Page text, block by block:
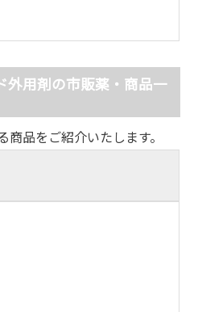
外用剤の市販薬・商品一
品をご紹介いたします。